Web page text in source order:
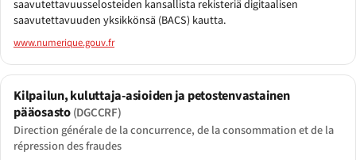
saavutettavuusselosteiden kansallista rekisteriä digitaalisen
saavutettavuuden yksikkönsä (BACS) kautta.
www.numerique.gouv.fr
Kilpailun, kuluttaja-asioiden ja petostenvastainen
pääosasto(DGCCRF)
Direction générale de la concurrence, de la consommation et de la
répression des fraudes